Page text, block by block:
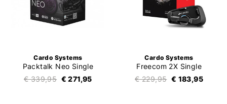
Cardo Systems
Packtalk Neo Single
€ 339,95 € 271,95
Cardo Systems
Freecom 2X Single
€ 229,95 € 183,95